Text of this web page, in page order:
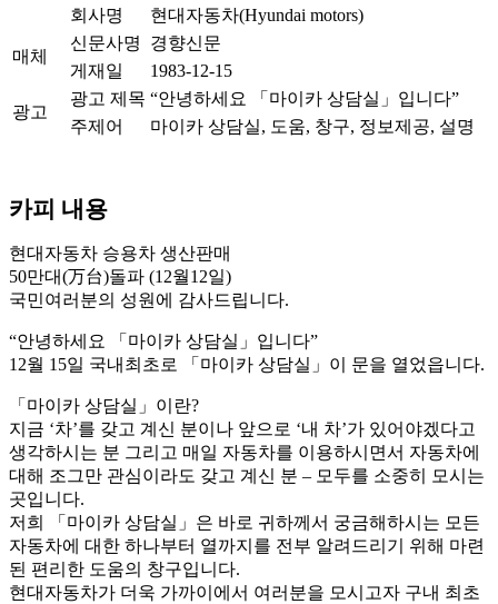
회사명
현대자동차(Hyundai motors)
매체
신문사명
경향신문
게재일
1983-12-15
광고
광고 제목 “안녕하세요 「마이카 상담실」입니다”
주제어
마이카 상담실, 도움, 창구, 정보제공, 설명
카피 내용
현대자동차 승용차 생산판매
50만대(万台)돌파 (12월12일)
국민여러분의 성원에 감사드립니다.
“안녕하세요 「마이카 상담실」입니다”
12월 15일 국내최초로 「마이카 상담실」이 문을 열었읍니다.
「마이카 상담실」이란?
지금 ‘차’를 갖고 계신 분이나 앞으로 ‘내 차’가 있어야겠다고
생각하시는 분 그리고 매일 자동차를 이용하시면서 자동차에
대해 조그만 관심이라도 갖고 계신 분 – 모두를 소중히 모시는
곳입니다.
저희 「마이카 상담실」은 바로 귀하께서 궁금해하시는 모든
자동차에 대한 하나부터 열까지를 전부 알려드리기 위해 마련
된 편리한 도움의 창구입니다.
현대자동차가 더욱 가까이에서 여러분을 모시고자 구내 최초